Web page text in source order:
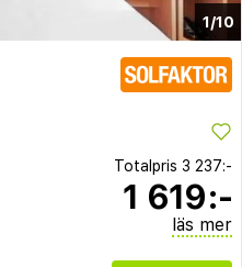
1/10
Totalpris 3 237:-
1 619:-
läs mer